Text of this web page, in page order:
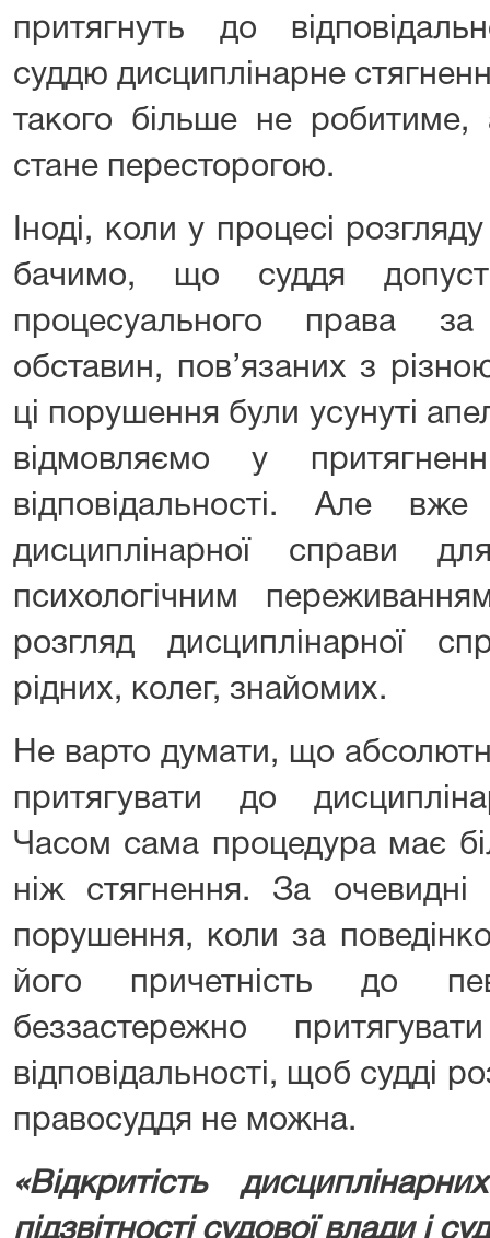
притягнуть до
суддю дисциплінарне
такого більше не
стане пересторогою.
Іноді, коли у процесі
бачимо, що суддя
процесуального права
обставин, пов’язаних з
ці порушення були усунуті
відмовляємо у
відповідальності. Але
дисциплінарної справи
психологічним
розгляд дисциплінарної
рідних, колег, знайомих.
Не варто думати, що
притягувати до
Часом сама процедура має
ніж стягнення. За очевидні
порушення, коли за
його причетність до
беззастережно
відповідальності, щоб судді
правосуддя не можна.
«Відкритість
підзвітності судової влади і